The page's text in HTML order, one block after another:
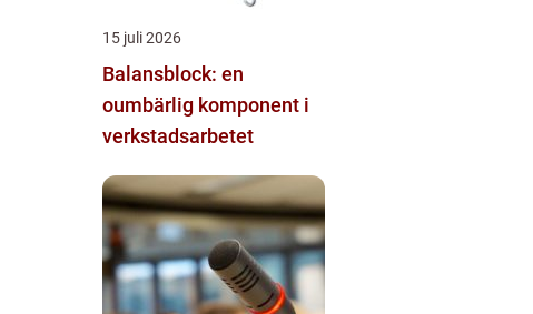
15 juli 2026
Balansblock: en
oumbärlig komponent i
verkstadsarbetet